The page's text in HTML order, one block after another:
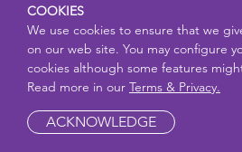
COOKIES
We use cookies to ensure that we
on our web site. You may configure
cookies although some features
Read more in our Terms & Privacy.
ACKNOWLEDGE